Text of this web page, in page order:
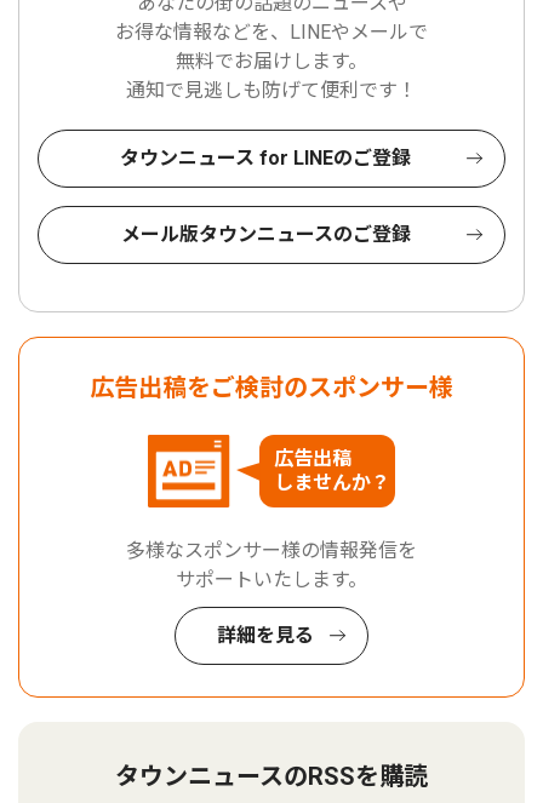
お得な情報などを、LINEやメールで
無料でお届けします。
通知で見逃しも防げて便利です！
タウンニュース for LINEのご登録
メール版タウンニュースのご登録
広告出稿をご検討のスポンサー様
広告出稿
しませんか？
多様なスポンサー様の情報発信を
サポートいたします。
詳細を見る
タウンニュースのRSSを購読